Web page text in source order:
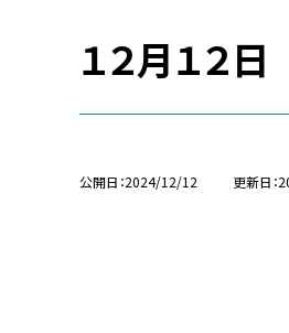
１２月１２
公開日 2024/12/12 更新日